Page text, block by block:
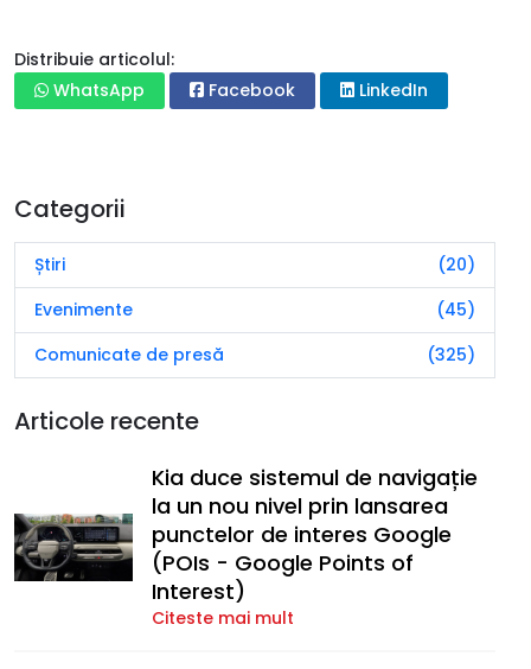
Distribuie articolul:
WhatsApp
Facebook LinkedIn
Categorii
Știri
(20)
Evenimente
(45)
Comunicate de presă
(325)
Articole recente
Kia duce sistemul de navigație
la un nou nivel prin lansarea
punctelor de interes Google
(POIs - Google Points of
Interest)
Citeste mai mult